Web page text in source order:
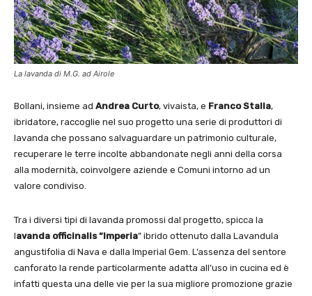
La lavanda di M.G. ad Airole
Bollani, insieme ad Andrea Curto, vivaista, e Franco Stalla,
ibridatore, raccoglie nel suo progetto una serie di produttori di
lavanda che possano salvaguardare un patrimonio culturale,
recuperare le terre incolte abbandonate negli anni della corsa
alla modernità, coinvolgere aziende e Comuni intorno ad un
valore condiviso.
Tra i diversi tipi di lavanda promossi dal progetto, spicca la
lavanda officinalis “Imperia” ibrido ottenuto dalla Lavandula
angustifolia di Nava e dalla Imperial Gem. L’assenza del sentore
canforato la rende particolarmente adatta all’uso in cucina ed è
infatti questa una delle vie per la sua migliore promozione grazie